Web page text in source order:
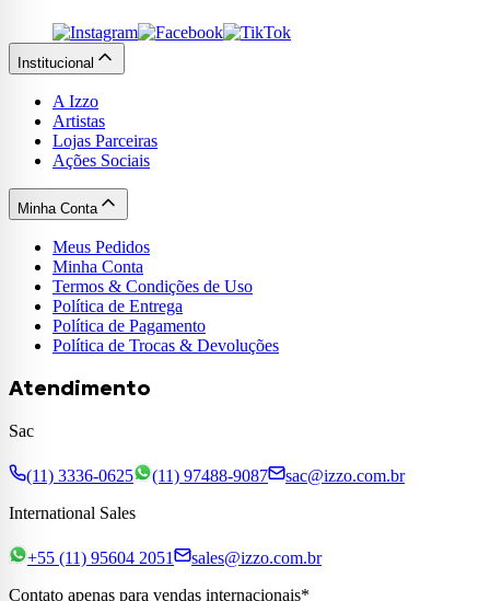
Institucional
A Izzo
Artistas
Lojas Parceiras
Ações Sociais
Minha Conta
Meus Pedidos
Minha Conta
Termos & Condições de Uso
Política de Entrega
Política de Pagamento
Política de Trocas & Devoluções
Atendimento
Sac
(11) 3336-0625 (11) 97488-9087
sac@izzo.com.br
International Sales
+55 (11) 95604 2051
sales@izzo.com.br
Contato apenas para vendas internacionais*